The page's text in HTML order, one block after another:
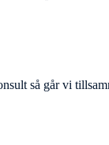
så går vi